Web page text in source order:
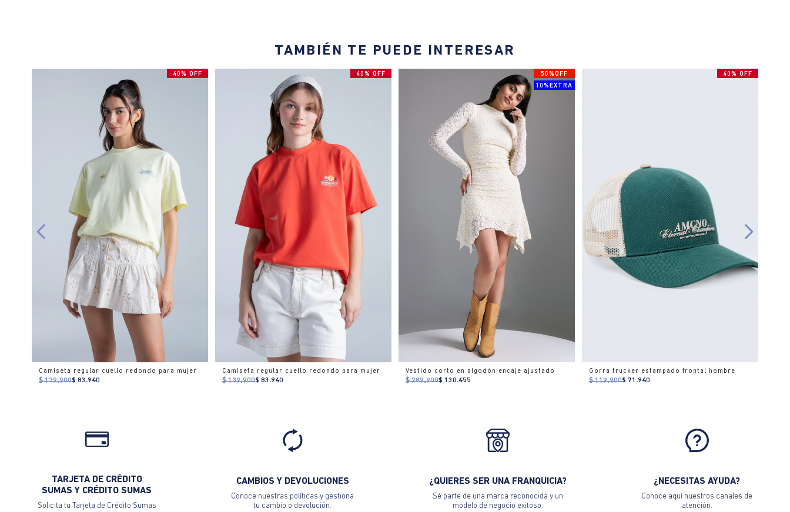
TAMBIÉN TE PUEDE INTERESAR
40% OFF
Camiseta regular cuello redondo para mujer
$ 139.900$ 83.940
40% OFF
Camiseta regular cuello redondo para mujer
$ 139.900$ 83.940
50%OFF
10%EXTRA
Vestido corto en algodón encaje ajustado
$ 289.900$ 130.455
40% OFF
Gorra trucker estampado frontal hombre
$ 119.900$ 71.940
TARJETA DE CRÉDITO
SUMAS Y CRÉDITO SUMAS
Solicita tu Tarjeta de Crédito Sumas
CAMBIOS Y DEVOLUCIONES
Conoce nuestras políticas y gestiona
tu cambio o devolución.
¿QUIERES SER UNA FRANQUICIA?
Sé parte de una marca reconocida y un
modelo de negocio exitoso.
¿NECESITAS AYUDA?
Conoce aquí nuestros canales de
atención.